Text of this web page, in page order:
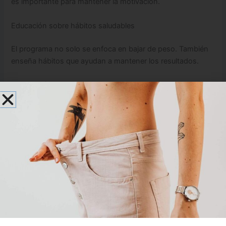
Educación sobre hábitos saludables
El programa no solo se enfoca en bajar de peso. También
enseña hábitos que ayudan a mantener los resultados.
Aprenderás sobre:
Porciones adecuadas
Elección de alimentos
Importancia del agua
Actividad física simple
Estos cambios ayudan a que el peso no regrese después.
Muchas personas se sienten más cómodas cuando